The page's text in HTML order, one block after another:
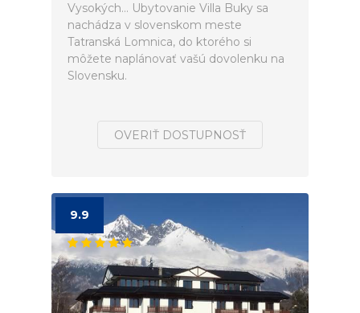
Vysokých... Ubytovanie Villa Buky sa
nachádza v slovenskom meste
Tatranská Lomnica, do ktorého si
môžete naplánovať vašú dovolenku na
Slovensku.
OVERIŤ DOSTUPNOSŤ
9.9